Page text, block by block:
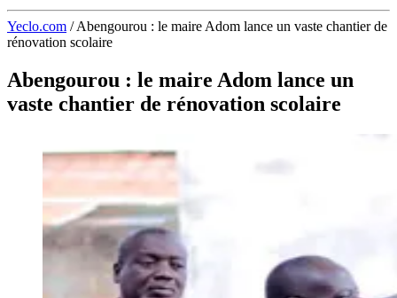
Yeclo.com / Abengourou : le maire Adom lance un vaste chantier de
rénovation scolaire
Abengourou : le maire Adom lance un
vaste chantier de rénovation scolaire